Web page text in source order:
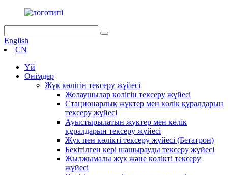
English
CN
Үй
Өнімдер
Жүк көлігін тексеру жүйесі
Жолаушылар көлігін тексеру жүйесі
Стационарлық жүктер мен көлік құралдарын
тексеру жүйесі
Ауыстырылатын жүктер мен көлік
құралдарын тексеру жүйесі
Жүк пен көлікті тексеру жүйесі (Бетатрон)
Бекітілген кері шашырауды тексеру жүйесі
Жылжымалы жүк және көлікті тексеру
жүйесі